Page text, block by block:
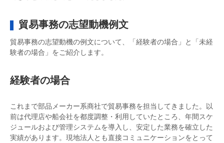
貿易事務の志望動機例文
貿易事務の志望動機の例文について、「経験者の場合」と「未経
験者の場合」をご紹介します。
経験者の場合
これまで部品メーカー系商社で貿易事務を担当してきました。以
前は代理店や船会社を都度調整・利用していたところ、年間スケ
ジュールおよび管理システムを導入し、安定した業務を確立した
実績があります。現地法人とも直接コミュニケーションをとって